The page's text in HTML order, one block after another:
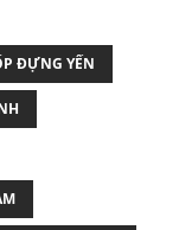
ĐỰNG YẾN